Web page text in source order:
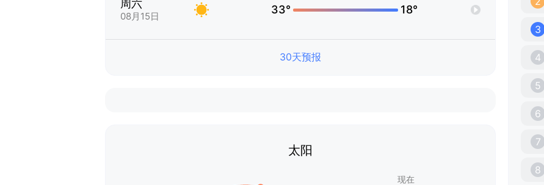
周六
08月15日
33° 18°
30天预报
太阳
现在
3
4
5
6
7
8